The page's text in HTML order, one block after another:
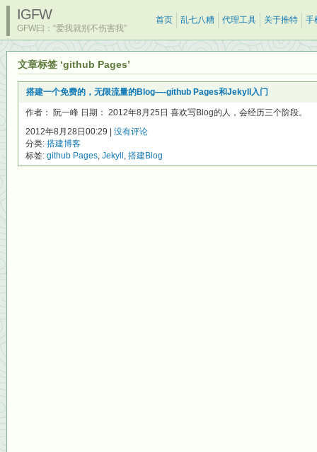
IGFW
GFW曰：“爱我就别不伤害我”
首页 乱七八糟 代理工具 关于推特 手
文章标签 ‘github Pages’
搭建一个免费的，无限流量的Blog—-github Pages和Jekyll入门
作者： 阮一峰 日期： 2012年8月25日 喜欢写Blog的人，会经历三个阶段
2012年8月28日00:29 | 没有评论
分类: 搭建博客
标签: github Pages, Jekyll , 搭建Blog